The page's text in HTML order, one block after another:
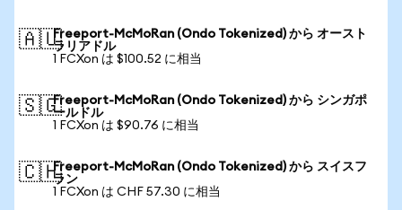
🇦🇺Freeport-McMoRan (Ondo Tokenized) から オースト
ラリアドル
1 FCXon は $100.52 に相当
🇸🇬Freeport-McMoRan (Ondo Tokenized) から シンガポ
ールドル
1 FCXon は $90.76 に相当
🇨🇭Freeport-McMoRan (Ondo Tokenized) から スイスフ
ラン
1 FCXon は CHF 57.30 に相当